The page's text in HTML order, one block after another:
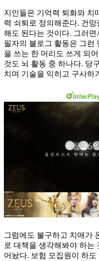
지인들은 기억력 퇴화와 치
력 쇠퇴로 정의해준다. 건
해도 된다는 것이다. 그러
필자의 블로그 활동은 그런
을 쓰는 한 머리도 쓰게 되
것도 뇌 활동 중 하나다. 당
치며 기술을 익히고 구사하
그럼에도 불구하고 치매가
로 대책을 생각해봐야 하는
어놨다. 보험 모집원이 하